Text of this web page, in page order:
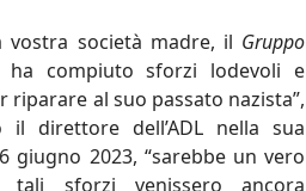
vostra società madre, il Gruppo
ha compiuto sforzi lodevoli e
riparare al suo passato nazista”,
il direttore dell’ADL nella sua
giugno 2023, “sarebbe un vero
tali sforzi venissero ancora